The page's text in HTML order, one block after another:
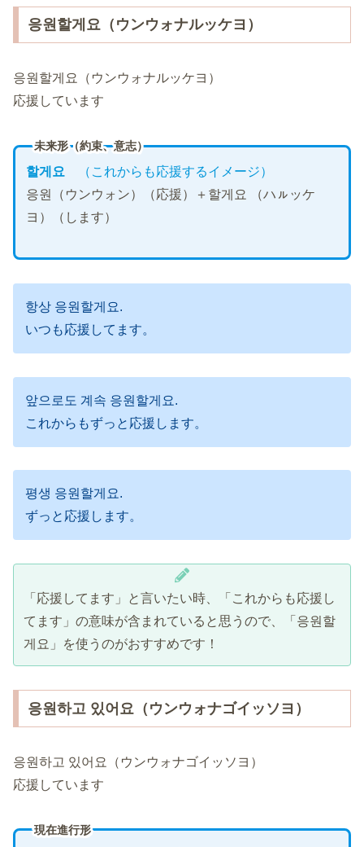
응원할게요（ウンウォナルッケヨ）
응원할게요（ウンウォナルッケヨ）
応援しています
未来形（約束、意志）
할게요 （ これからも応援するイメージ）
응원（ウンウォン）（応援）＋할게요 （ハㇽッケ
ヨ）（します）
항상 응원할게요.
いつも応援してます。
앞으로도 계속 응원할게요.
これからもずっと応援します。
평생 응원할게요.
ずっと応援します。
「応援してます」と言いたい時、「これからも応援し
てます」の意味が含まれていると思うので、「응원할
게요」を使うのがおすすめです！
응원하고 있어요（ウンウォナゴイッソヨ）
응원하고 있어요（ウンウォナゴイッソヨ）
応援しています
現在進行形